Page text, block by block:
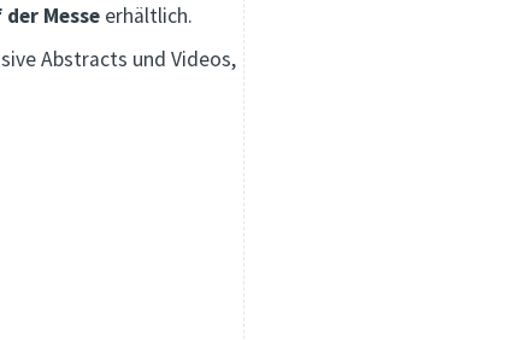
der Messe erhältlich.
Abstracts und Videos,